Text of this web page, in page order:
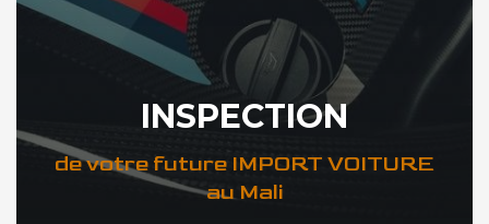
INSPECTION
de votre future IMPORT VOITURE
au Mali